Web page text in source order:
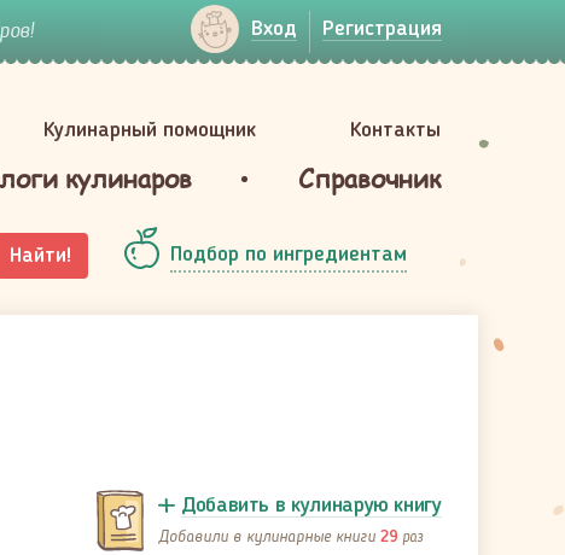
Вход Регистрация
Кулинарный помощник Контакты
кулинаров Справочник
Найти! Подбор по ингредиентам
Добавить в кулинарую книгу
Добавили в кулинарные книги 29 раз